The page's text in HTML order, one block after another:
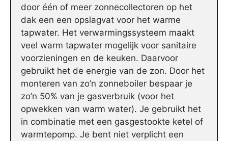
door één of meer zonnecollectoren op het
dak een een opslagvat voor het warme
tapwater. Het verwarmingssysteem maakt
veel warm tapwater mogelijk voor sanitaire
voorzieningen en de keuken. Daarvoor
gebruikt het de energie van de zon. Door het
monteren van zo’n zonneboiler bespaar je
zo’n 50% van je gasverbruik (voor het
opwekken van warm water). Je gebruikt het
in combinatie met een gasgestookte ketel of
warmtepomp. Je bent niet verplicht een